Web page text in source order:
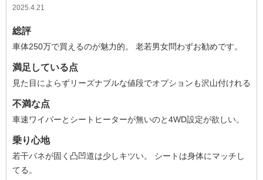
2025.4.21
総評
車体250万で買えるのが魅力的。 老若男女問わずお勧めです。
満足している点
見た目によらずリーズナブルな値段でオプションも沢山付けれる
不満な点
車速ワイパーとシートヒーターが無いのと4WD設定が欲しい。
乗り心地
若干バネが固く凸凹道は少しキツい。 シートは身体にマッチし
てる。